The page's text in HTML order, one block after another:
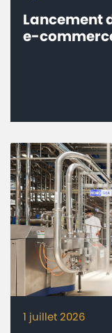
Lancement
e-
1 juillet 2026